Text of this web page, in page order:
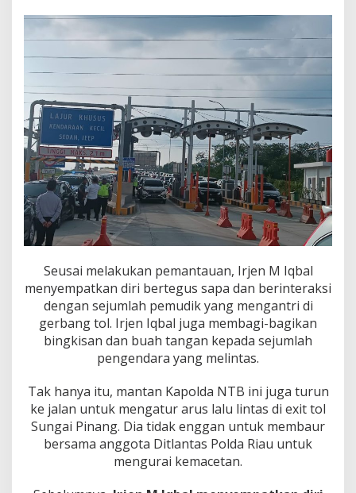
Seusai melakukan pemantauan, Irjen M Iqbal
menyempatkan diri bertegus sapa dan berinteraksi
dengan sejumlah pemudik yang mengantri di
gerbang tol. Irjen Iqbal juga membagi-bagikan
bingkisan dan buah tangan kepada sejumlah
pengendara yang melintas.
Tak hanya itu, mantan Kapolda NTB ini juga turun
ke jalan untuk mengatur arus lalu lintas di exit tol
Sungai Pinang. Dia tidak enggan untuk membaur
bersama anggota Ditlantas Polda Riau untuk
mengurai kemacetan.